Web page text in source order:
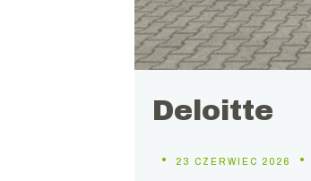
Deloitte
23 CZERWIEC 2026